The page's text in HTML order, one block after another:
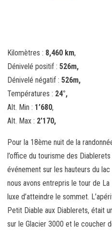
Kilomètres : 8,460 km,
Dénivelé positif : 526m,
Dénivelé négatif : 526m,
Températures : 24°,
Alt. Min : 1’680,
Alt. Max : 2’170,
Pour la 18ème nuit de la
l’office du tourisme des
événement sur les hauteurs du
nous avons entrepris le tour de
luxe d’atteindre le sommet.
Petit Diable aux Diablerets, était
sur le Glacier 3000 et le coucher